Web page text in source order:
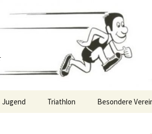
Jugend Triathlon Besondere